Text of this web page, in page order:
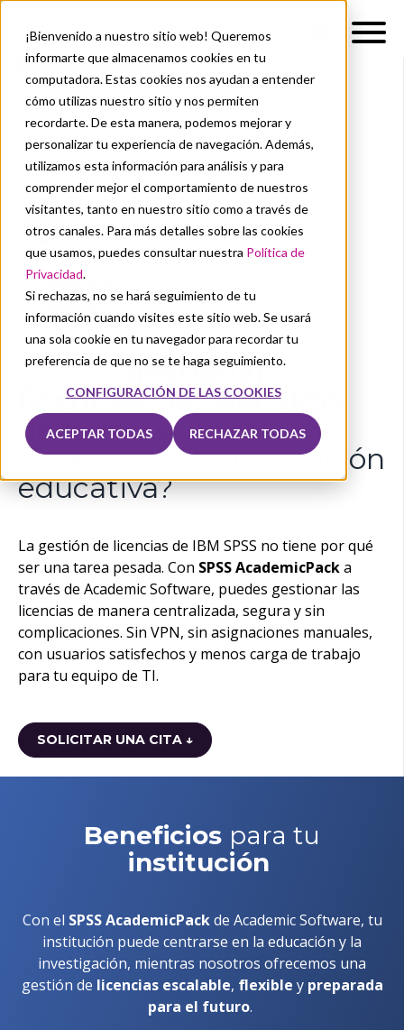
¡Bienvenido a nuestro sitio web! Queremos
informarte que almacenamos cookies en tu
computadora. Estas cookies nos ayudan a entender
cómo utilizas nuestro sitio y nos permiten
recordarte. De esta manera, podemos mejorar y
personalizar tu experiencia de navegación. Además,
utilizamos esta información para análisis y para
comprender mejor el comportamiento de nuestros
visitantes, tanto en nuestro sitio como a través de
otros canales. Para más detalles sobre las cookies
que usamos, puedes consultar nuestra Política de
Privacidad.
Si rechazas, no se hará seguimiento de tu
información cuando visites este sitio web. Se usará
una sola cookie en tu navegador para recordar tu
preferencia de que no se te haga seguimiento.
CONFIGURACIÓN DE LAS COOKIES
ACEPTAR TODAS RECHAZAR TODAS
¿Cómogestionar
licencias de IBM SPSS
de forma sencilla y
eficiente en tu institución
educativa?
La gestión de licencias de IBM SPSS no tiene por qué
ser una tarea pesada. Con SPSS AcademicPacka
través de Academic Software, puedes gestionar las
licencias de manera centralizada, segura y sin
complicaciones. Sin VPN, sin asignaciones manuales,
con usuarios satisfechos y menos carga de trabajo
para tu equipo de TI.
SOLICITAR UNA CITA ↓
Beneficios para tu
institución
Con el SPSS AcademicPackde Academic Software, tu
institución puede centrarse en la educación y la
investigación, mientras nosotros ofrecemos una
gestión de licencias escalable, flexible y preparada
para el futuro.